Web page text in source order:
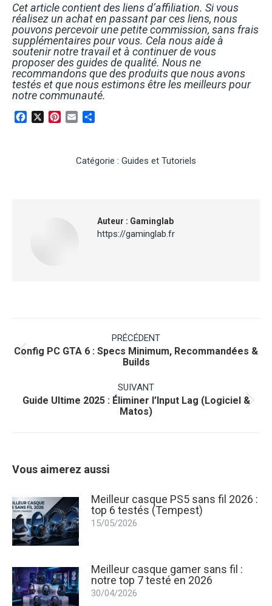
Cet article contient des liens d’affiliation. Si vous
réalisez un achat en passant par ces liens, nous
pouvons percevoir une petite commission, sans frais
supplémentaires pour vous. Cela nous aide à
soutenir notre travail et à continuer de vous
proposer des guides de qualité. Nous ne
recommandons que des produits que nous avons
testés et que nous estimons être les meilleurs pour
notre communauté.
FacebookPinterest
Email
Catégorie : Guides et Tutoriels
Auteur : Gaminglab
https://gaminglab.fr
PRÉCÉDENT
Article
précédent
Config PC GTA 6 : Specs Minimum, Recommandées &
Builds
SUIVANT
Article
suivant
Guide Ultime 2025 : Éliminer l’Input Lag (Logiciel &
Matos)
Vous aimerez aussi
Meilleur casque PS5 sans fil 2026 :
top 6 testés (Tempest)
15/05/2026
Meilleur casque gamer sans fil :
notre top 7 testé en 2026
30/04/2026